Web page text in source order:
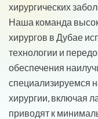
хирургических
Наша команда
хирургов в Дубае
технологии и
обеспечения
специализируемся
хирургии, включая
приводят к